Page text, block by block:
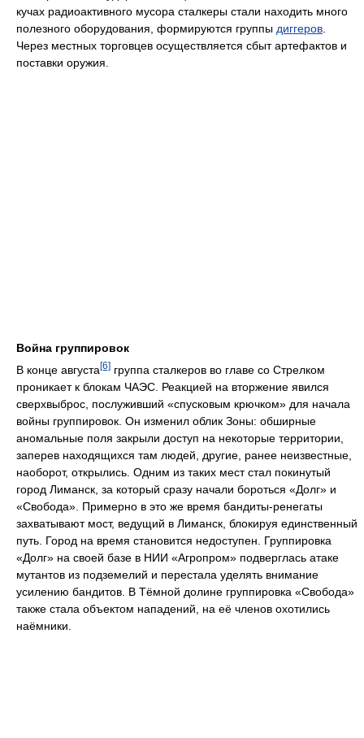
кучах радиоактивного мусора сталкеры стали находить много
полезного оборудования, формируются группы диггеров.
Через местных торговцев осуществляется сбыт артефактов и
поставки оружия.
Война группировок
В конце августа [6] группа сталкеров во главе со Стрелком
проникает к блокам ЧАЭС. Реакцией на вторжение явился
сверхвыброс, послуживший «спусковым крючком» для начала
войны группировок. Он изменил облик Зоны: обширные
аномальные поля закрыли доступ на некоторые территории,
заперев находящихся там людей, другие, ранее неизвестные,
наоборот, открылись. Одним из таких мест стал покинутый
город Лиманск, за который сразу начали бороться «Долг» и
«Свобода». Примерно в это же время бандиты-ренегаты
захватывают мост, ведущий в Лиманск, блокируя единственный
путь. Город на время становится недоступен. Группировка
«Долг» на своей базе в НИИ «Агропром» подверглась атаке
мутантов из подземелий и перестала уделять внимание
усилению бандитов. В Тёмной долине группировка «Свобода»
также стала объектом нападений, на её членов охотились
наёмники.